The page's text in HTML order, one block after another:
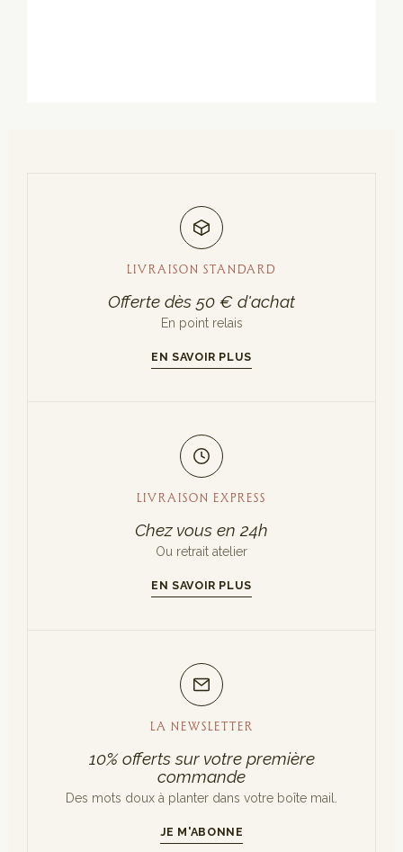
LIVRAISON STANDARD
Offerte dès 50 € d'achat
En point relais
EN SAVOIR PLUS
LIVRAISON EXPRESS
Chez vous en 24h
Ou retrait atelier
EN SAVOIR PLUS
LA NEWSLETTER
10% offerts sur votre première
commande
Des mots doux à planter dans votre boîte mail.
JE M'ABONNE